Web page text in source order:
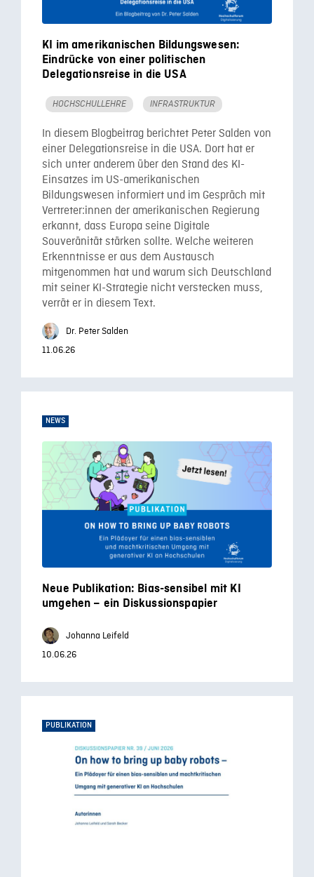
KI im amerikanischen Bildungswesen:
Eindrücke von einer politischen
Delegationsreise in die USA
HOCHSCHULLEHRE INFRASTRUKTUR
In diesem Blogbeitrag berichtet Peter Salden von
einer Delegationsreise in die USA. Dort hat er
sich unter anderem über den Stand des KI-
Einsatzes im US-amerikanischen
Bildungswesen informiert und im Gespräch mit
Vertreter:innen der amerikanischen Regierung
erkannt, dass Europa seine Digitale
Souveränität stärken sollte. Welche weiteren
Erkenntnisse er aus dem Austausch
mitgenommen hat und warum sich Deutschland
mit seiner KI-Strategie nicht verstecken muss,
verrät er in diesem Text.
Dr. Peter Salden
11.06.26
NEWS
Neue Publikation: Bias-sensibel mit KI
umgehen – ein Diskussionspapier
Johanna Leifeld
10.06.26
PUBLIKATION